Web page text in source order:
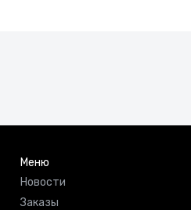
Меню
Новости
Заказы